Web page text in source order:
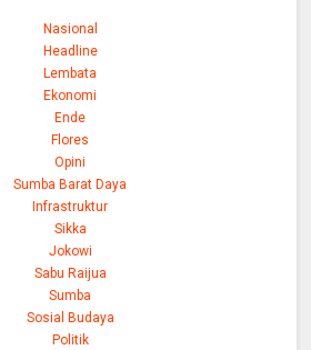
Nasional
Headline
Lembata
Ekonomi
Ende
Flores
Opini
Sumba Barat Daya
Infrastruktur
Sikka
Jokowi
Sabu Raijua
Sumba
Sosial Budaya
Politik